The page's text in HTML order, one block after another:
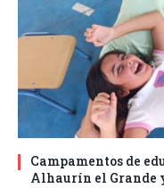
Campamentos de
Alhaurín el Grande